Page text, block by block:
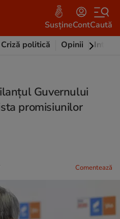
SusțineContCaută
Criză politică Opinii
Guvernului
promisiunilor
Comentează